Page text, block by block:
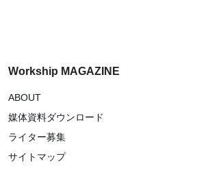
Workship MAGAZINE
ABOUT
媒体資料ダウンロード
ライター募集
サイトマップ